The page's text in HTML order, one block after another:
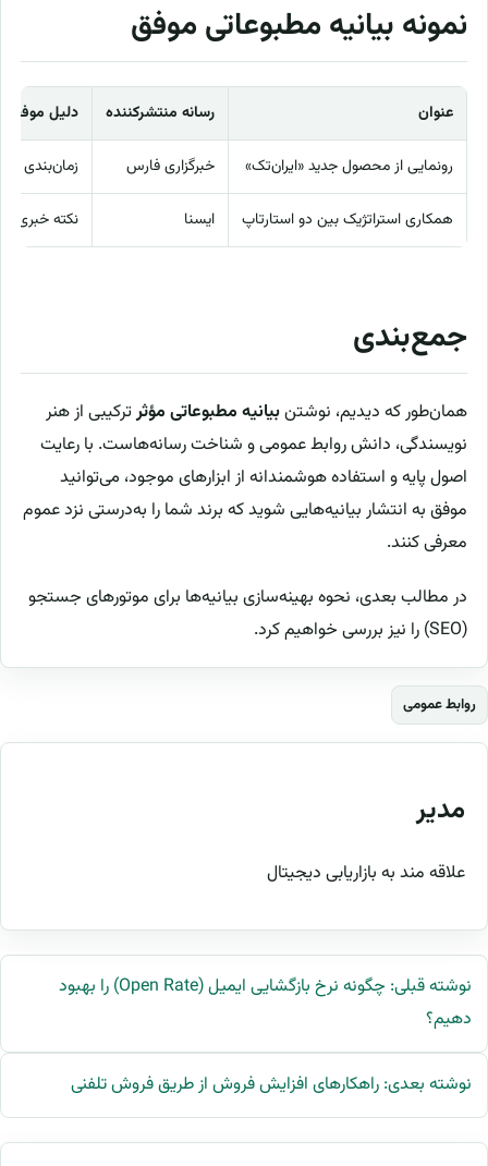
نمونه بیانیه مطبوعاتی موفق
عنوان رسانه منتشرکننده دلیل
رونمایی از محصول جدید «ایران‌تک» خبرگزاری فارس زمان‌بندی
همکاری استراتژیک بین دو استارتاپ ایسنا نکته خبری و
جمع‌بندی
همان‌طور که دیدیم، نوشتنبیانیه مطبوعاتی مؤثرترکیبی از هنر
نویسندگی، دانش روابط عمومی و شناخت رسانه‌هاست. با رعایت
اصول پایه و استفاده هوشمندانه از ابزارهای موجود، می‌توانید
موفق به انتشار بیانیه‌هایی شوید که برند شما را به‌درستی نزد عموم
معرفی کنند.
در مطالب بعدی، نحوه بهینه‌سازی بیانیه‌ها برای موتورهای جستجو
(SEO) را نیز بررسی خواهیم کرد.
روابط عمومی
مدیر
علاقه مند به بازاریابی دیجیتال
نوشته قبلی: چگونه نرخ بازگشایی ایمیل (Open Rate) را بهبود
دهیم؟
نوشته بعدی: راهکارهای افزایش فروش از طریق فروش تلفنی